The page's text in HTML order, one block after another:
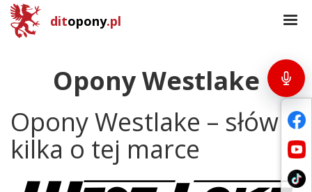
ditopony.pl
Opony Westlake
Opony Westlake – słów
kilka o tej marce